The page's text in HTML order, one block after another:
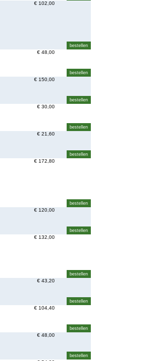
€ 102,00
€ 48,00
€ 150,00
€ 30,00
€ 21,60
€ 172,80
€ 120,00
€ 132,00
€ 43,20
€ 104,40
€ 48,00